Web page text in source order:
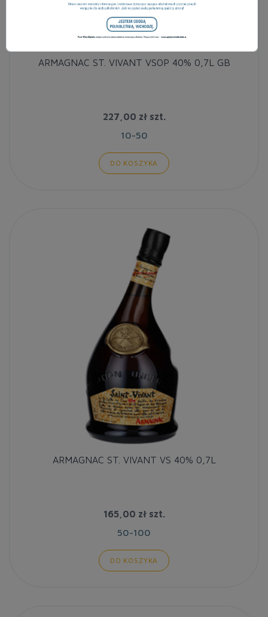
ARMAGNAC ST. VIVANT VSOP 40% 0,7L GB
227,00 złszt.
10-50
DO KOSZYKA
ARMAGNAC ST. VIVANT VS 40% 0,7L
165,00 złszt.
50-100
DO KOSZYKA